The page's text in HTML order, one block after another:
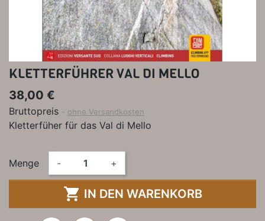
KLETTERFÜHRER VAL DI MELLO
38,00 €
Bruttopreis ohne Versandkosten
Kletterfüher für das Val di Mello
Menge - +
 IN DEN WARENKORB